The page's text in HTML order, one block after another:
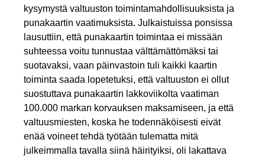
kysymystä valtuuston toimintamahdollisuuksista ja
punakaartin vaatimuksista. Julkaistuissa ponsissa
lausuttiin, että punakaartin toimintaa ei missään
suhteessa voitu tunnustaa välttämättömäksi tai
suotavaksi, vaan päinvastoin tuli kaikki kaartin
toiminta saada lopetetuksi, että valtuuston ei ollut
suostuttava punakaartin lakkoviikolta vaatiman
100.000 markan korvauksen maksamiseen, ja että
valtuusmiesten, koska he todennäköisesti eivät
enää voineet tehdä työtään tulematta mitä
julkeimmalla tavalla siinä häirityiksi, oli lakattava